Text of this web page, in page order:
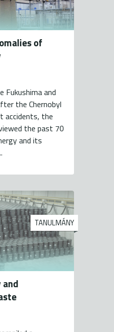
of
Fukushima and
the Chernobyl
accidents, the
the past 70
and its
TANULMÁNY
and